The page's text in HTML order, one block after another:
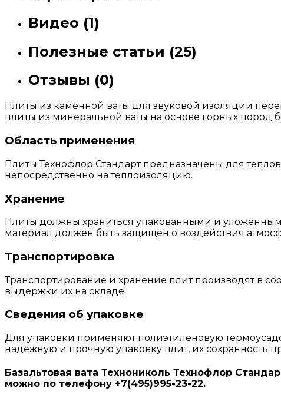
Видео (1)
Полезные статьи (25)
Отзывы (0)
Плиты из каменной ваты для звуковой изоляции
плиты из минеральной ваты на основе горных пород
Область применения
Плиты Технофлор Стандарт предназначены для
непосредственно на теплоизоляцию.
Хранение
Плиты должны храниться упакованными и
материал должен быть защищен о воздействия
Транспортировка
Транспортирование и хранение плит производят в
выдержки их на складе.
Сведения об упаковке
Для упаковки применяют полиэтиленовую
надежную и прочную упаковку плит, их сохранность
Базальтовая вата Технониколь Технофлор
можно по телефону +7(495)995-23-22.